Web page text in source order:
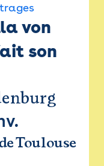
von
son
Toulouse